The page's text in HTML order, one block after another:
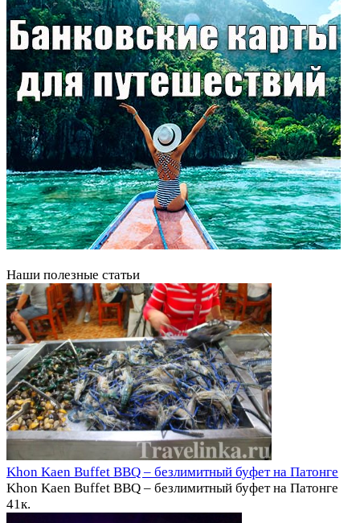
Наши полезные статьи
Khon Kaen Buffet BBQ – безлимитный буфет на Патонге
Khon Kaen Buffet BBQ – безлимитный буфет на Патонге
41к.